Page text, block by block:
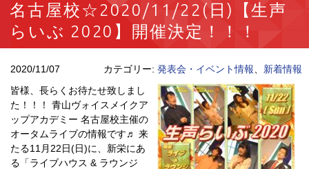
名古屋校☆2020/11/22(日)【生声
らいぶ 2020】開催決定！！！
2020/11/07 カテゴリー: 発表会・イベント情報
新着情報
皆様、長らくお待たせ致しまし
た！！！ 青山ヴォイスメイクア
ップアカデミー 名古屋校主催の
オータムライブの情報です♬ 来
たる11月22日(日)に、新栄にあ
る「ライブハウス & ラウンジ